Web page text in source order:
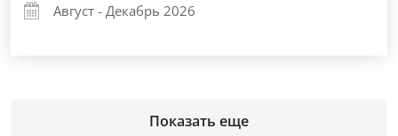
Август - Декабрь 2026
Показать еще